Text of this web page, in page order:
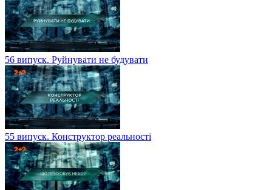
56 випуск. Руйнувати не будувати
55 випуск. Конструктор реальності